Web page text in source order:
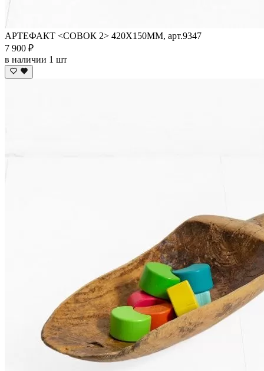
АРТЕФАКТ <СОВОК 2> 420Х150ММ, арт.9347
7 900 ₽
в наличии 1 шт